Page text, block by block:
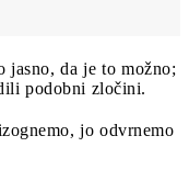
jasno, da je to možno;
podobni zločini.
jo odvrnemo